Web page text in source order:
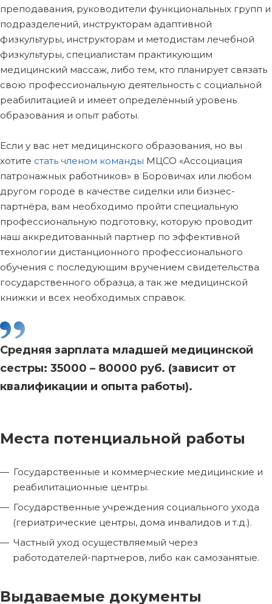
преподавания, руководители функциональных групп и
подразделений, инструкторам адаптивной
физкультуры, инструкторам и методистам лечебной
физкультуры, специалистам практикующим
медицинский массаж, либо тем, кто планирует связать
свою профессиональную деятельность с социальной
реабилитацией и имеет определённый уровень
образования и опыт работы.
Если у вас нет медицинского образования, но вы
хотите стать членом команды МЦСО «Ассоциация
патронажных работников» в Боровичах или любом
другом городе в качестве сиделки или бизнес-
партнёра, вам необходимо пройти специальную
профессиональную подготовку, которую проводит
наш аккредитованный партнер по эффективной
технологии дистанционного профессионального
обучения с последующим вручением свидетельства
государственного образца, а так же медицинской
книжки и всех необходимых справок.
Средняя зарплата младшей медицинской
сестры: 35000 – 80000 руб. (зависит от
квалификации и опыта работы).
Места потенциальной работы
Государственные и коммерческие медицинские и
реабилитационные центры.
Государственные учреждения социального ухода
(гериатрические центры, дома инвалидов и т.д.).
Частный уход осуществляемый через
работодателей-партнеров, либо как самозанятые.
Выдаваемые документы